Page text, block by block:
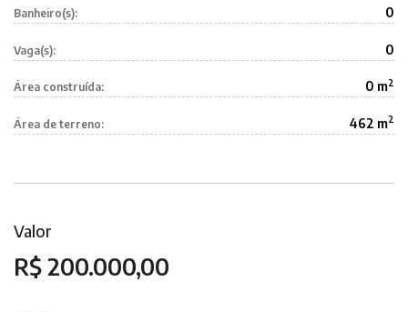
Banheiro(s): 0
Vaga(s): 0
Área construída: 0 m2
Área de terreno: 462 m2
Valor
R$ 200.000,00